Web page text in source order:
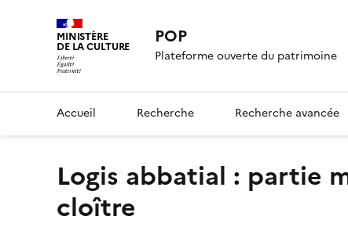
MINISTÈRE
DE LA CULTURE POP
Plateforme ouverte du patrimoine
Accueil Recherche Recherche avancée
Logis abbatial : partie murée d'une ancienne galerie du
cloître